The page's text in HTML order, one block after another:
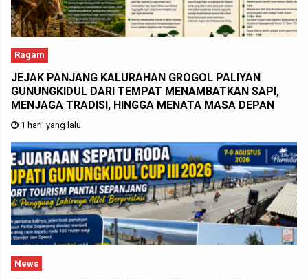
Ragam
JEJAK PANJANG KALURAHAN GROGOL PALIYAN
GUNUNGKIDUL DARI TEMPAT MENAMBATKAN SAPI,
MENJAGA TRADISI, HINGGA MENATA MASA DEPAN
1 hari yang lalu
News